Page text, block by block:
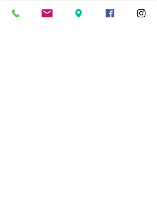
Μαρίζα Τσολιά
, Καθηγήτρια Παιδιατρικής –